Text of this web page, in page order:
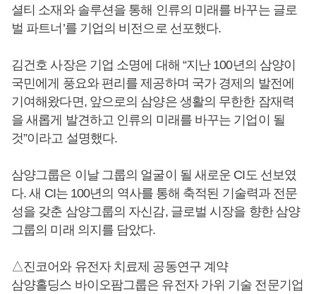
셜티 소재와 솔루션을 통해 인류의 미래를 바꾸는 글로
벌 파트너’를 기업의 비전으로 선포했다.
김건호 사장은 기업 소명에 대해 “지난 100년의 삼양이
국민에게 풍요와 편리를 제공하며 국가 경제의 발전에
기여해왔다면, 앞으로의 삼양은 생활의 무한한 잠재력
을 새롭게 발견하고 인류의 미래를 바꾸는 기업이 될
것”이라고 설명했다.
삼양그룹은 이날 그룹의 얼굴이 될 새로운 CI도 선보였
다. 새 CI는 100년의 역사를 통해 축적된 기술력과 전문
성을 갖춘 삼양그룹의 자신감, 글로벌 시장을 향한 삼양
그룹의 미래 의지를 담았다.
△진코어와 유전자 치료제 공동연구 계약
삼양홀딩스 바이오팜그룹은 유전자 가위 기술 전문기업